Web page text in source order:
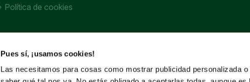
Pues sí, ¡usamos cookies!
Las necesitamos para cosas como mostrar publicidad personalizada
Política de cookies